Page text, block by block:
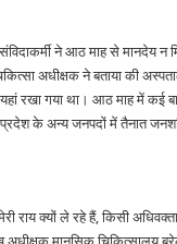
ने आठ माह से मानदेय न
अधीक्षक ने बताया की
यहां रखा गया था। आठ माह में कई
के अन्य जनपदों में तैनात
राय क्यों ले रहे हैं, किसी